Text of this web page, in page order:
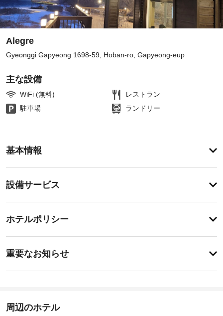
Alegre
Gyeonggi Gapyeong 1698-59, Hoban-ro, Gapyeong-eup
主な設備
WiFi (無料)
レストラン
駐車場
ランドリー
基本情報
メ
ィ
ラ
や
か
ら
楽
し
設備サービス
設
ー
駐
ホテルポリシー
ェ
ッ
ク
イ
ン
定
重要なお知らせ
に
あ
周辺のホテル